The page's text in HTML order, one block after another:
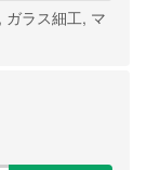
ガラス細工, マ